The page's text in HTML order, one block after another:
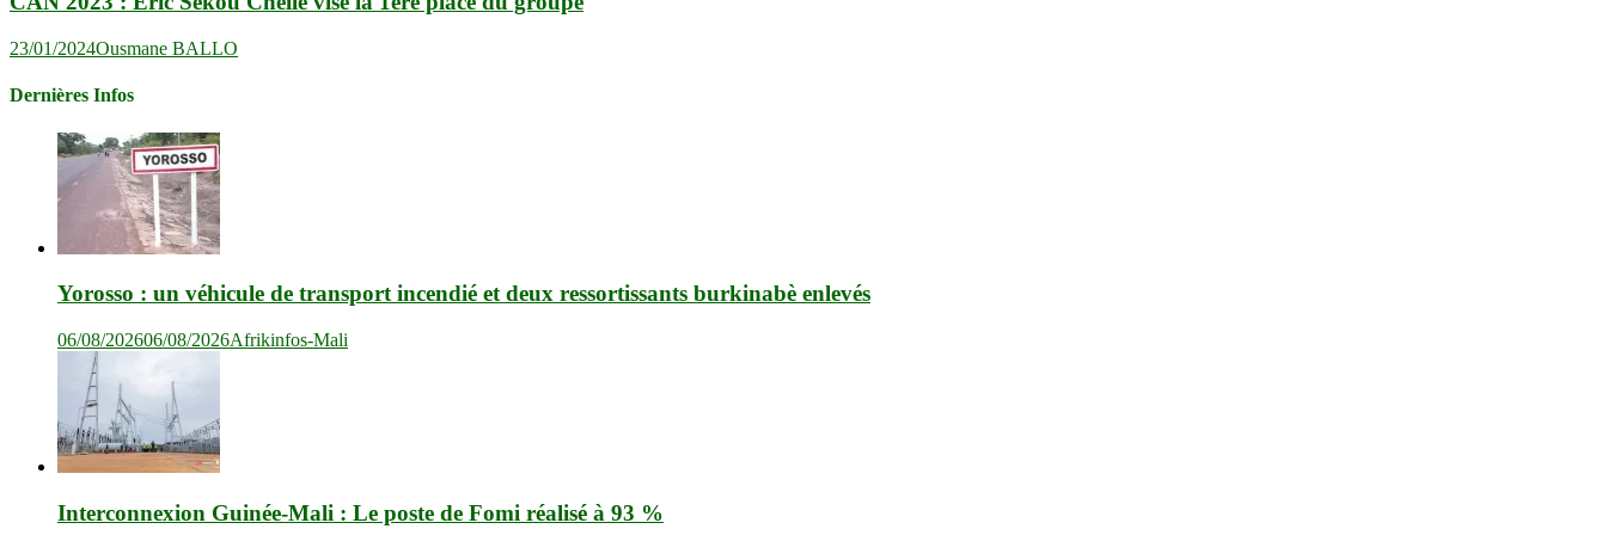
23/01/2024Ousmane BALLO
Dernières Infos
Yorosso : un véhicule de transport incendié et deux ressortissants burkinabè enlevés
06/08/202606/08/2026Afrikinfos-Mali
Interconnexion Guinée-Mali : Le poste de Fomi réalisé à 93 %